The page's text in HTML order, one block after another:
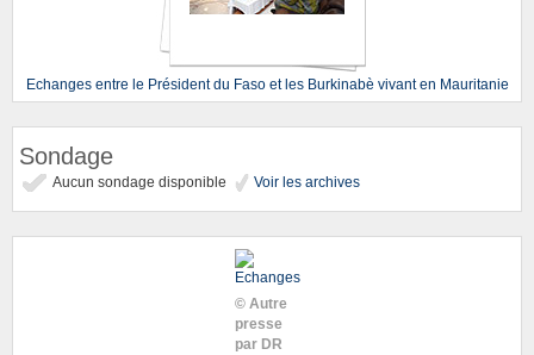
Echanges entre le Président du Faso et les Burkinabè vivant en Mauritanie
Sondage
Aucun sondage disponible Voir les archives
© Autre
presse
par DR